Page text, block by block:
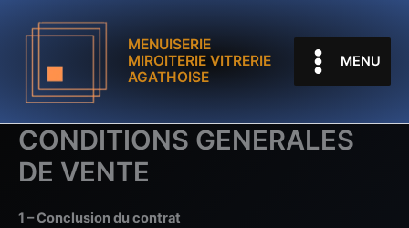
MENUISERIE
MIROITERIE VITRERIE
AGATHOISE
MENU
CONDITIONS GENERALES
DE VENTE
1 – Conclusion du contrat